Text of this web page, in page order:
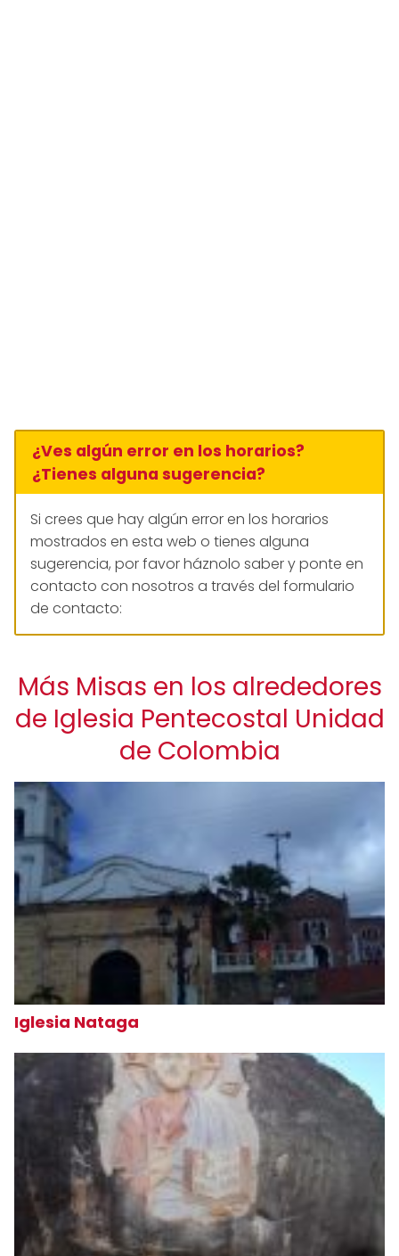
¿Ves algún error en los horarios?
¿Tienes alguna sugerencia?
Si crees que hay algún error en los horarios
mostrados en esta web o tienes alguna
sugerencia, por favor háznolo saber y ponte en
contacto con nosotros a través del formulario
de contacto:
Más Misas en los alrededores
de Iglesia Pentecostal Unidad
de Colombia
Iglesia Nataga